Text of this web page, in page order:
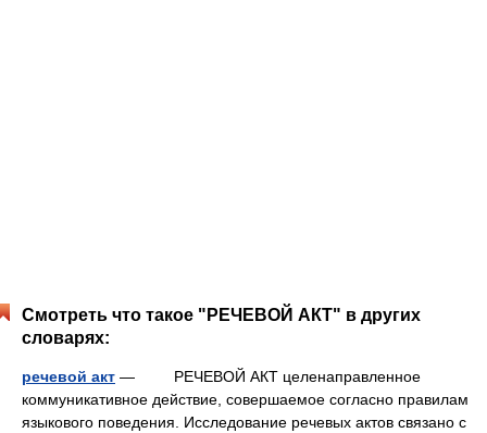
Смотреть что такое "РЕЧЕВОЙ АКТ" в других
словарях:
речевой акт — РЕЧЕВОЙ АКТ целенаправленное
коммуникативное действие, совершаемое согласно правилам
языкового поведения. Исследование речевых актов связано с